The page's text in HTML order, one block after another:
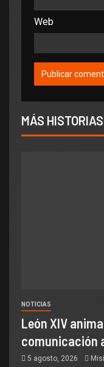
Web
MÁS HISTORIAS
NOTICIAS
León XIV
comunicación
5 agosto, 2026